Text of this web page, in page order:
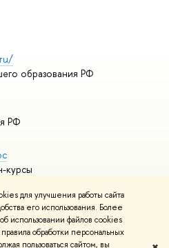
для улучшения работы сайта
его использования. Более
использовании файлов cookies
обработки персональных
пользоваться сайтом, вы
образования РФ
РФ
курсы
и контакты